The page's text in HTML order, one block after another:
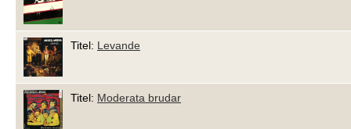
Titel: Levande
Titel: Moderata brudar